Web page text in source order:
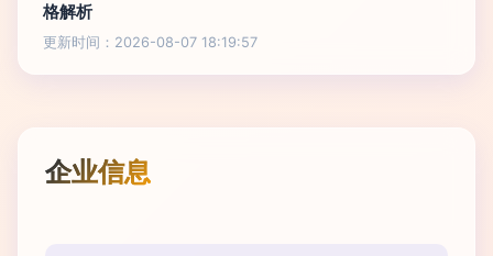
格解析
更新时间：2026-08-07 18:19:57
企业信息